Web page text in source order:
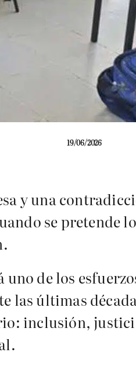
19/06/2026
y una
se
uno de los
las últimas
inclusión,